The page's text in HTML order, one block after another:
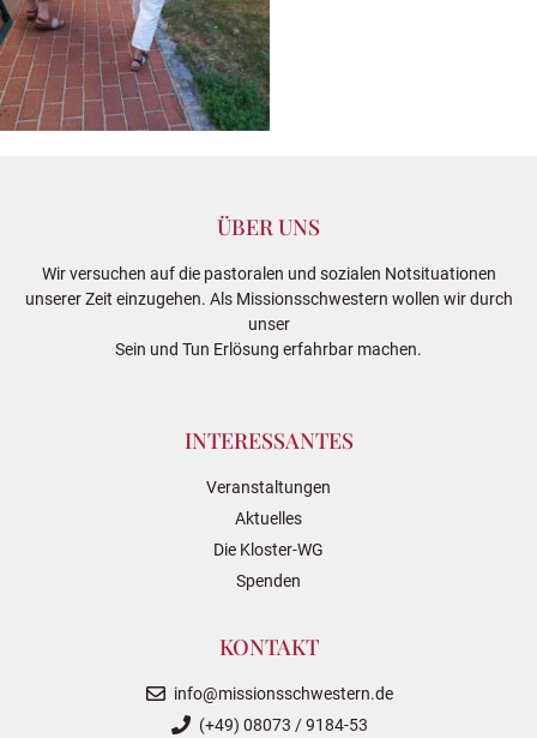
ÜBER UNS
Wir versuchen auf die pastoralen und sozialen Notsituationen
unserer Zeit einzugehen. Als Missionsschwestern wollen wir durch
unser
Sein und Tun Erlösung erfahrbar machen.
INTERESSANTES
Veranstaltungen
Aktuelles
Die Kloster-WG
Spenden
KONTAKT
info@missionsschwestern.de
(+49) 08073 / 9184-53